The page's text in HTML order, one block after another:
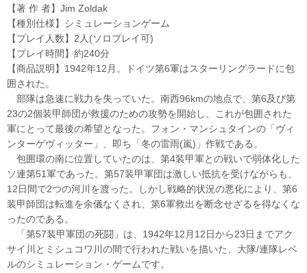
【著 作 者】Jim Zoldak
【種別仕様】シミュレーションゲーム
【プレイ人数】2人(ソロプレイ可)
【プレイ時間】約240分
【商品説明】1942年12月。ドイツ第6軍はスターリングラードに包
囲された。
部隊は急速に戦力を失っていた。南西96kmの地点で、第6及び第
23の2個装甲師団が救援のための攻勢を開始し、これが包囲された
軍にとって最後の希望となった。フォン・マンシュタインの「ヴィ
ンターゲヴィッター」、即ち「冬の雷雨(嵐)」作戦である。
包囲環の南に位置していたのは、第4装甲軍との戦いで弱体化した
ソ連第51軍であった。第57装甲軍団は激しい抵抗を受けながらも、
12日間で2つの河川を渡った。しかし戦略的状況の悪化により、第6
装甲師団は転進を余儀なくされ、第6軍救出を断念せざるを得なくな
ったのである。
「第57装甲軍団の死闘」は、1942年12月12日から23日までアク
サイ川とミシュコワ川の間で行われた戦いを描いた、大隊/連隊レベ
ルのシミュレーション・ゲームです。